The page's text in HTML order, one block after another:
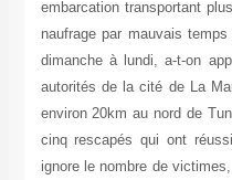
embarcation transportant
naufrage par mauvais
dimanche à lundi, a-t-on
autorités de la cité de La
environ 20km au nord de
cinq rescapés qui ont
ignore le nombre de